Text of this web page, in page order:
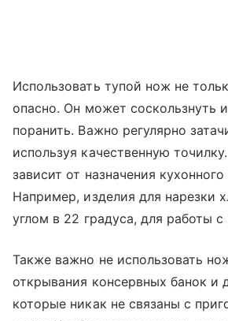
Использовать тупой нож не
опасно. Он может соскользнуть
поранить. Важно регулярно
используя качественную
зависит от назначения
Например, изделия для нарезки
углом в 22 градуса, для работы
Также важно не использовать
открывания консервных банок и
которые никак не связаны с